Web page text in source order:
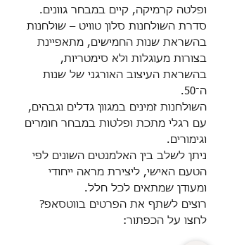
ופלטה קרמיקה, קיים במבחר גוונים.
סדרת השולחנות סלון טוויט – שולחנות
בהשראת שנות החמישים, מתאפיינת
בצורות מעוגלות ולא סימטריות,
בהשראת העיצוב האורגני של שנות
ה־50.
השולחנות זמינים במגוון גדלים וגבהים,
עם רגלי מתכת ופלטות במבחר חומרים
וגימורים.
ניתן לשלב בין האלמנטים השונים לפי
הטעם האישי, ליצירת מראה ייחודי
ומעודן שמתאים לכל חלל.
רוצים לשתף את הפרטים בווטסאפ?
לחצו על הכפתור: